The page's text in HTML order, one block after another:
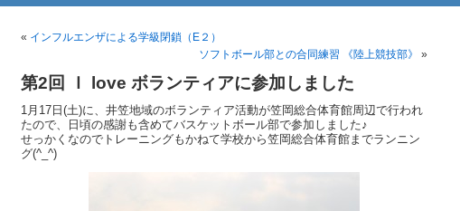
« インフルエンザによる学級閉鎖（E２）
ソフトボール部との合同練習 《陸上競技部》
»
第2回 Ｉ love ボランティアに参加しました
1月17日(土)に、井笠地域のボランティア活動が笠岡総合体育館周辺で行われ
たので、日頃の感謝も含めてバスケットボール部で参加しました♪
せっかくなのでトレーニングもかねて学校から笠岡総合体育館までランニン
グ(^_^)